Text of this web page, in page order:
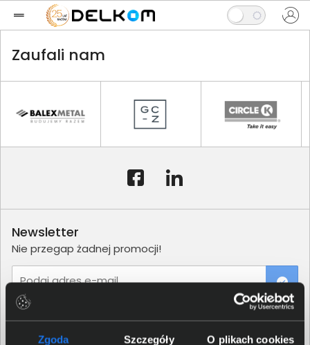
Zgoda Szczegóły O plikach cookies
Zaufali nam
Newsletter
Nie przegap żadnej promocji!
Podaj adres e-mail